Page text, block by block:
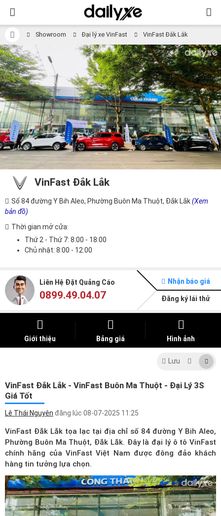
Showroom Đại lý xe VinFast VinFast Đắk Lắk
VinFast Đắk Lắk
Số 84 đường Y Bih Aleo, Phường Buôn Ma Thuột, Đắk Lắk(Xem
bản đồ)
Thời gian mở cửa:
Thứ 2 - Thứ 7: 8:00 - 18:00
Chủ nhật: 8:00 - 12:00
Liên Hệ Đặt Quảng Cáo
0899.49.04.07
Nhận báo giá
Đăng ký lái thử
Giới thiệu Bảng giá Hình ảnh
Lưu
VinFast Đắk Lắk - VinFast Buôn Ma Thuột - Đại Lý 3S
Giá Tốt
Lê Thái Nguyên đăng lúc 08-07-2025 11:25
VinFast Đắk Lắk tọa lạc tại địa chỉ số 84 đường Y Bih Aleo,
Phường Buôn Ma Thuột, Đắk Lắk. Đây là đại lý ô tô VinFast
chính hãng của VinFast Việt Nam được đông đảo khách
hàng tin tưởng lựa chọn.